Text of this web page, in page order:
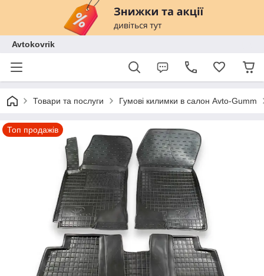
Avtokovrik
Товари та послуги Гумові килимки в салон Avto-Gumm
Топ продажів